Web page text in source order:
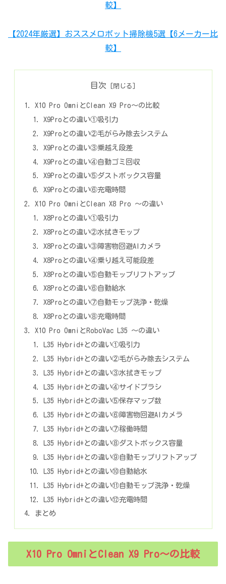
較】
【2024年厳選】おススメロボット掃除機5選【6メーカー比
較】
目次
X10 Pro OmniとClean X9 Pro～の比較
X9Proとの違い①吸引力
X9Proとの違い②毛がらみ除去システム
X9Proとの違い③乗越え段差
X9Proとの違い④自動ゴミ回収
X9Proとの違い⑤ダストボックス容量
X9Proとの違い⑥充電時間
X10 Pro OmniとClean X8 Pro ～の違い
X8Proとの違い①吸引力
X8Proとの違い②水拭きモップ
X8Proとの違い③障害物回避AIカメラ
X8Proとの違い④乗り越え可能段差
X8Proとの違い⑤自動モップリフトアップ
X8Proとの違い⑥自動給水
X8Proとの違い⑦自動モップ洗浄・乾燥
X8Proとの違い⑧充電時間
X10 Pro OmniとRoboVac L35 ～の違い
L35 Hybrid+との違い①吸引力
L35 Hybrid+との違い②毛がらみ除去システム
L35 Hybrid+との違い③水拭きモップ
L35 Hybrid+との違い④サイドブラシ
L35 Hybrid+との違い⑤保存マップ数
L35 Hybrid+との違い⑥障害物回避AIカメラ
L35 Hybrid+との違い⑦稼働時間
L35 Hybrid+との違い⑧ダストボックス容量
L35 Hybrid+との違い⑨自動モップリフトアップ
L35 Hybrid+との違い⑩自動給水
L35 Hybrid+との違い⑪自動モップ洗浄・乾燥
L35 Hybrid+との違い⑫充電時間
まとめ
X10 Pro OmniとClean X9 Pro～の比較